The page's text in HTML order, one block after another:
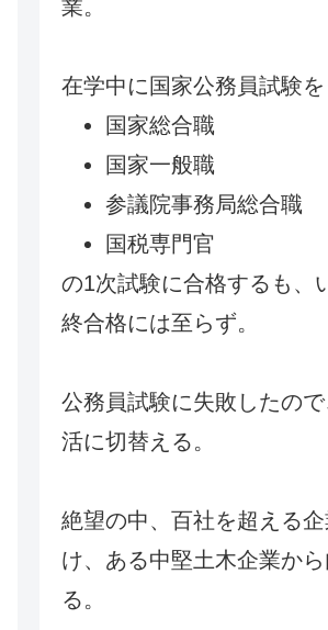
業。
在学中に国家公務員試験を
国家総合職
国家一般職
参議院事務局総合職
国税専門官
の1次試験に合格するも、
終合格には至らず。
公務員試験に失敗したの
活に切替える。
絶望の中、百社を超える企
け、ある中堅土木企業から
る。